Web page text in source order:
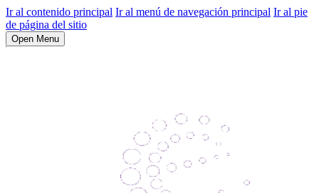
Ir al contenido principal Ir al menú de navegación principal Ir al pie
de página del sitio
Open Menu